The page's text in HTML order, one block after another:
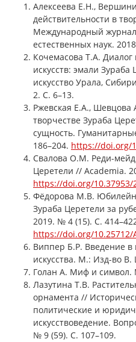
Алексеева Е.Н.,
действительности в
Международный
естественных наук.
Кочемасова Т.А. Диалог
искусств: эмали
искусство Урала,
2. С. 6–13.
Ржевская Е.А., Шевцова
творчестве Зураба
сущность.
186–204. https://doi.org/
Свалова О.М. Реди-
Церетели // Academia.
https://doi.org/10.37953/
Фёдорова М.В.
Зураба Церетели за
2019. № 4 (15). С.
https://doi.org/10.25712/
Виппер Б.Р. Введение в
искусства. М.: Изд-во В.
Голан А. Миф и символ.
Лазутина Т.В.
орнамента //
политические и
искусствоведение.
№ 9 (59). С. 107–109.